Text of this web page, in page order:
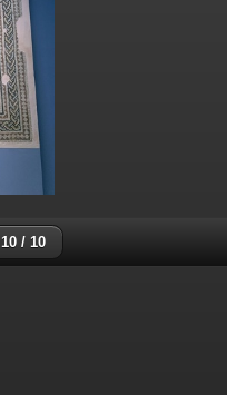
10 / 10